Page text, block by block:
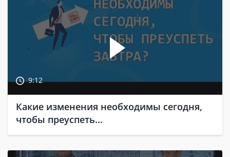
9:12
Какие изменения необходимы сегодня,
чтобы преуспеть...